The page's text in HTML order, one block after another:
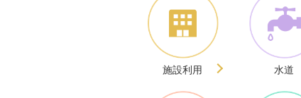
施設利用 水道